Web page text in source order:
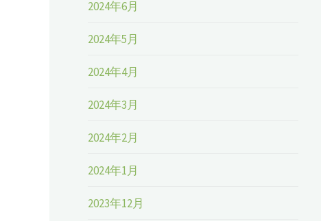
2024年6月
2024年5月
2024年4月
2024年3月
2024年2月
2024年1月
2023年12月